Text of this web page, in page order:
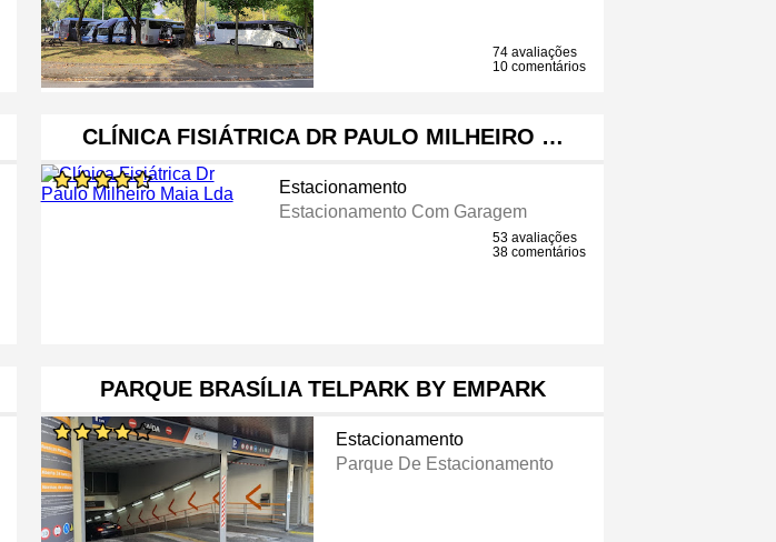
74 avaliações
10 comentários
CLÍNICA FISIÁTRICA DR PAULO MILHEIRO …
Estacionamento
Estacionamento Com Garagem
53 avaliações
38 comentários
PARQUE BRASÍLIA TELPARK BY EMPARK
Estacionamento
Parque De Estacionamento